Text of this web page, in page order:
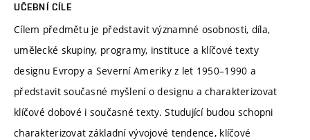
UČEBNÍ CÍLE
Cílem předmětu je představit významné osobnosti, díla,
umělecké skupiny, programy, instituce a klíčové texty
designu Evropy a Severní Ameriky z let 1950–1990 a
představit současné myšlení o designu a charakterizovat
klíčové dobové i současné texty. Studující budou schopni
charakterizovat základní vývojové tendence, klíčové